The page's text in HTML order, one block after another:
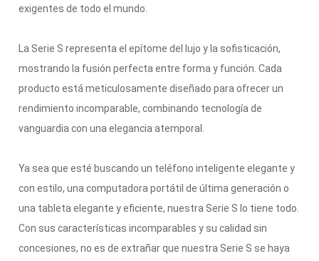
exigentes de todo el mundo.
La Serie S representa el epítome del lujo y la sofisticación,
mostrando la fusión perfecta entre forma y función. Cada
producto está meticulosamente diseñado para ofrecer un
rendimiento incomparable, combinando tecnología de
vanguardia con una elegancia atemporal.
Ya sea que esté buscando un teléfono inteligente elegante y
con estilo, una computadora portátil de última generación o
una tableta elegante y eficiente, nuestra Serie S lo tiene todo.
Con sus características incomparables y su calidad sin
concesiones, no es de extrañar que nuestra Serie S se haya